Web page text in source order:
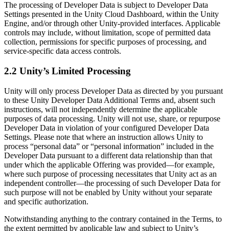
The processing of Developer Data is subject to Developer Data
Settings presented in the Unity Cloud Dashboard, within the Unity
Engine, and/or through other Unity-provided interfaces. Applicable
controls may include, without limitation, scope of permitted data
collection, permissions for specific purposes of processing, and
service-specific data access controls.
2.2 Unity’s Limited Processing
Unity will only process Developer Data as directed by you pursuant
to these Unity Developer Data Additional Terms and, absent such
instructions, will not independently determine the applicable
purposes of data processing. Unity will not use, share, or repurpose
Developer Data in violation of your configured Developer Data
Settings. Please note that where an instruction allows Unity to
process “personal data” or “personal information” included in the
Developer Data pursuant to a different data relationship than that
under which the applicable Offering was provided—for example,
where such purpose of processing necessitates that Unity act as an
independent controller—the processing of such Developer Data for
such purpose will not be enabled by Unity without your separate
and specific authorization.
Notwithstanding anything to the contrary contained in the Terms, to
the extent permitted by applicable law and subject to Unity’s